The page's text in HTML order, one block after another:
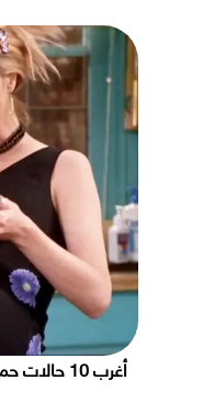
أغرب 10 حالات حمل في التاريخ